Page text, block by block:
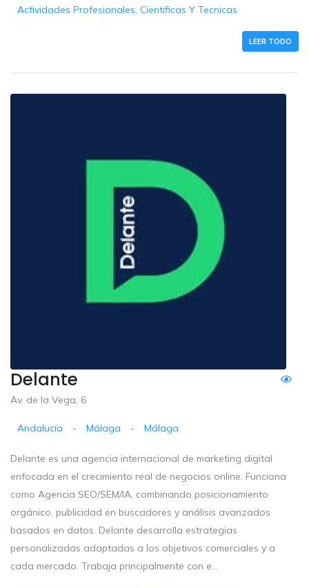
Actividades Profesionales, Cientificas Y Tecnicas
LEER TODO
Delante
Av. de la Vega, 6
Andalucía - Málaga - Málaga
Delante es una agencia internacional de marketing digital
enfocada en el crecimiento real de negocios online. Funciona
como Agencia SEO/SEM/IA, combinando posicionamiento
orgánico, publicidad en buscadores y análisis avanzados
basados en datos. Delante desarrolla estrategias
personalizadas adaptadas a los objetivos comerciales y a
cada mercado. Trabaja principalmente con e...